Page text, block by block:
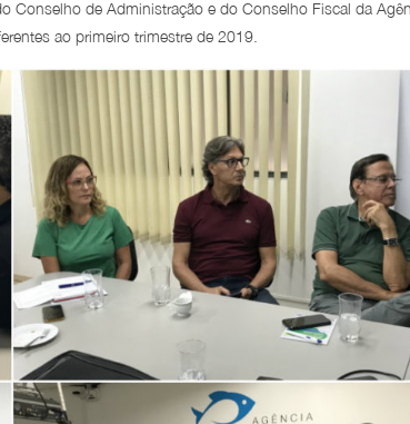
Conselho de Administração e do Conselho Fiscal da
ao primeiro trimestre de 2019.